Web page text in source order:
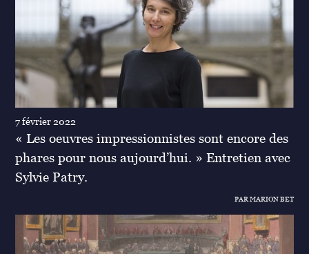
7 février 2022
« Les oeuvres impressionnistes sont encore des
phares pour nous aujourd’hui. » Entretien avec
Sylvie Patry.
PAR MARION BET